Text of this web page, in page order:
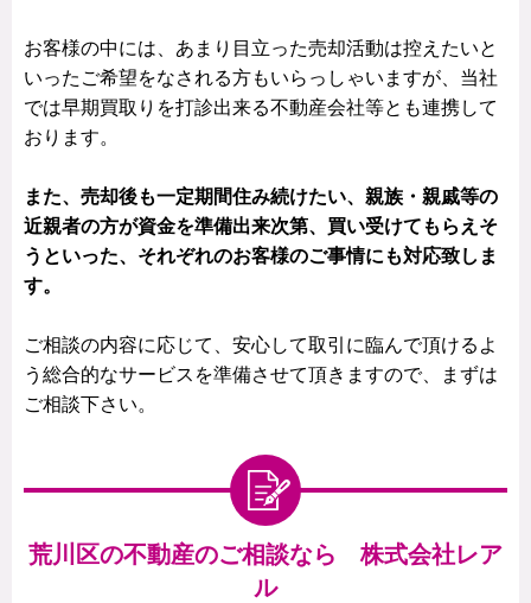
お客様の中には、あまり目立った売却活動は控えたいと
いったご希望をなされる方もいらっしゃいますが、当社
では早期買取りを打診出来る不動産会社等とも連携して
おります。
また、売却後も一定期間住み続けたい、親族・親戚等の
近親者の方が資金を準備出来次第、買い受けてもらえそ
うといった、それぞれのお客様のご事情にも対応致しま
す。
ご相談の内容に応じて、安心して取引に臨んで頂けるよ
う総合的なサービスを準備させて頂きますので、まずは
ご相談下さい。
荒川区の不動産のご相談なら 株式会社レア
ル